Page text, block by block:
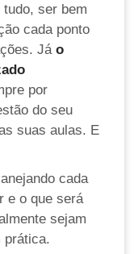
ser bem
cada ponto
Jáo
por
do seu
suas aulas. E
cada
e o que será
sejam
prática.